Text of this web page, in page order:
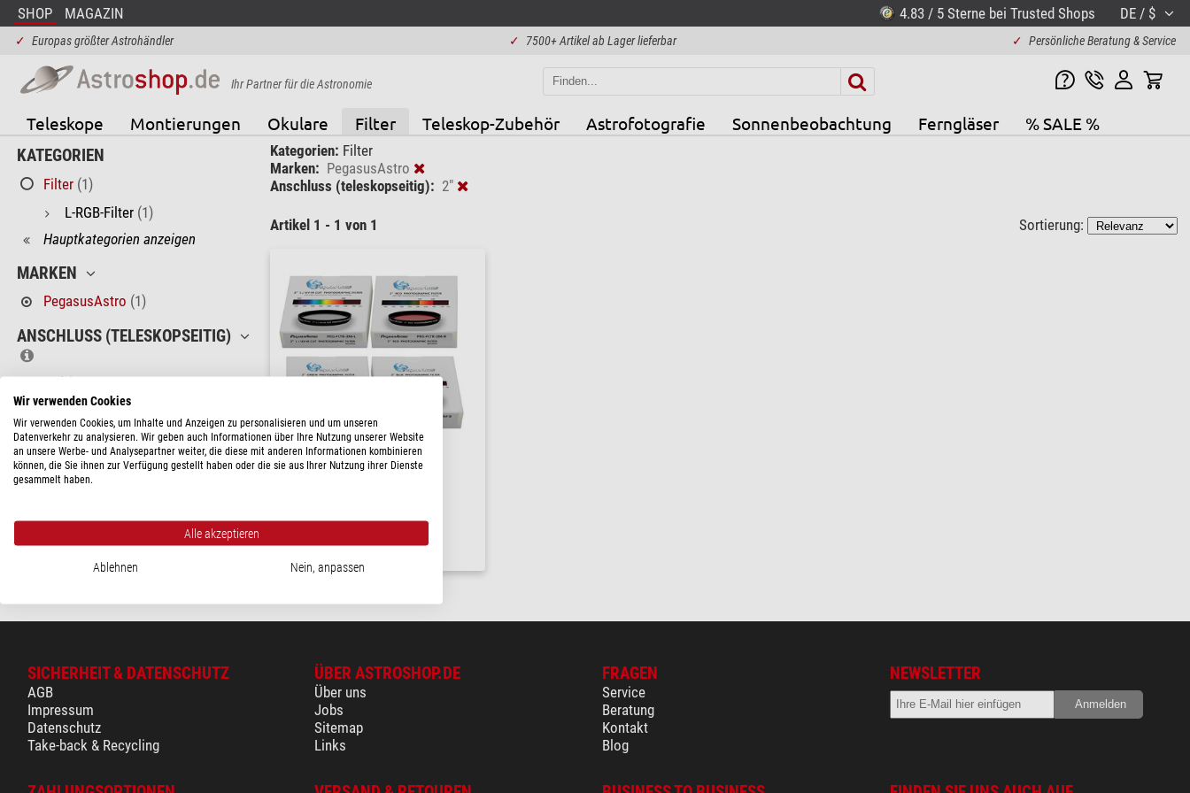
SHOP MAGAZIN 4.83 / 5 Sterne bei Trusted Shops DE / $
✓ Europas größter Astrohändler ✓ 7500+ Artikel ab Lager lieferbar ✓ Persönliche Beratung & Service
Ihr Partner für die Astronomie
Teleskope Montierungen Okulare Filter Teleskop-Zubehör Astrofotografie Sonnenbeobachtung Ferngläser % SALE %
KATEGORIEN
Filter (1)
L-RGB-Filter (1)
Hauptkategorien anzeigen
MARKEN
PegasusAstro (1)
ANSCHLUSS (TELESKOPSEITIG)
(1)
FASSUNG
2"(1)
PREIS
LIEFERBARKEIT
auf Lager(1)
Kategorien: Filter
Marken: PegasusAstro
Anschluss (teleskopseitig): 2"
Artikel 1 - 1 von 1 Sortierung:
PegasusAstro
$ 385,-
versandfertig in24 h
SICHERHEIT & DATENSCHUTZ
AGB
Impressum
Datenschutz
Take-back & Recycling
ÜBER ASTROSHOP.DE
Über uns
Jobs
Sitemap
Links
FRAGEN
Service
Beratung
Kontakt
Blog
NEWSLETTER
Wir verwenden Cookies
Wir verwenden Cookies, um Inhalte und Anzeigen zu personalisieren und um unseren
Datenverkehr zu analysieren. Wir geben auch Informationen über Ihre Nutzung unserer Website
an unsere Werbe- und Analysepartner weiter, die diese mit anderen Informationen kombinieren
können, die Sie ihnen zur Verfügung gestellt haben oder die sie aus Ihrer Nutzung ihrer Dienste
gesammelt haben.
Alle akzeptieren
Ablehnen Nein, anpassen